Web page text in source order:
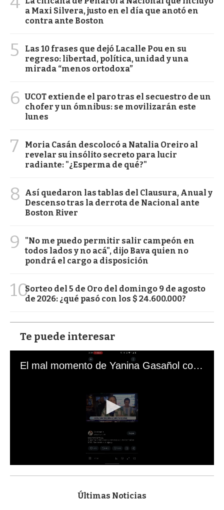
a Maxi Silvera, justo en el día que anotó en
contra ante Boston
5
Las 10 frases que dejó Lacalle Pou en su
regreso: libertad, política, unidad y una
mirada “menos ortodoxa”
6 UCOT extiende el paro tras el secuestro de un
chofer y un ómnibus: se movilizarán este
lunes
7
Moria Casán descolocó a Natalia Oreiro al
revelar su insólito secreto para lucir
radiante: "¿Esperma de qué?"
8
Así quedaron las tablas del Clausura, Anual y
Descenso tras la derrota de Nacional ante
Boston River
9
"No me puedo permitir salir campeón en
todos lados y no acá", dijo Bava quien no
pondrá el cargo a disposición
10Sorteo del 5 de Oro del domingo 9 de agosto
de 2026: ¿qué pasó con los $ 24.600.000?
Te puede interesar
El mal momento de Yanina Gasañol con un hincha argentino en "Subrayado"
s
Últimas Noticias